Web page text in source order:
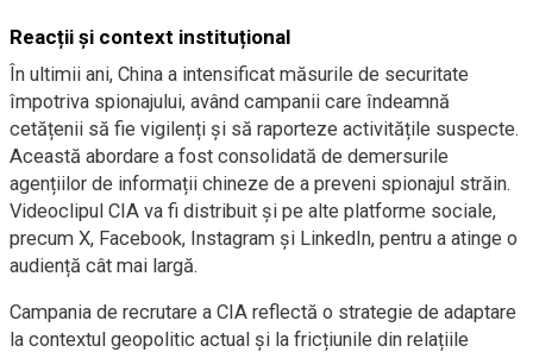
Reacții și context instituțional
În ultimii ani, China a intensificat măsurile de securitate
împotriva spionajului, având campanii care îndeamnă
cetățenii să fie vigilenți și să raporteze activitățile suspecte.
Această abordare a fost consolidată de demersurile
agențiilor de informații chineze de a preveni spionajul străin.
Videoclipul CIA va fi distribuit și pe alte platforme sociale,
precum X, Facebook, Instagram și LinkedIn, pentru a atinge o
audiență cât mai largă.
Campania de recrutare a CIA reflectă o strategie de adaptare
la contextul geopolitic actual și la fricțiunile din relațiile